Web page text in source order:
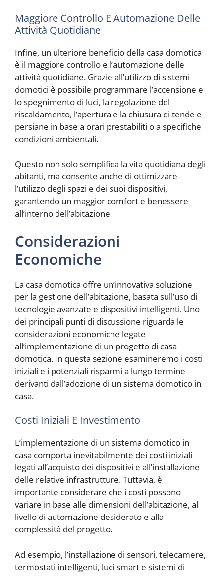
Maggiore Controllo E Automazione Delle
Attività Quotidiane
Infine, un ulteriore beneficio della casa domotica
è il maggiore controllo e l’automazione delle
attività quotidiane. Grazie all’utilizzo di sistemi
domotici è possibile programmare l’accensione e
lo spegnimento di luci, la regolazione del
riscaldamento, l’apertura e la chiusura di tende e
persiane in base a orari prestabiliti o a specifiche
condizioni ambientali.
Questo non solo semplifica la vita quotidiana degli
abitanti, ma consente anche di ottimizzare
l’utilizzo degli spazi e dei suoi dispositivi,
garantendo un maggior comfort e benessere
all’interno dell’abitazione.
Considerazioni
Economiche
La casa domotica offre un’innovativa soluzione
per la gestione dell’abitazione, basata sull’uso di
tecnologie avanzate e dispositivi intelligenti. Uno
dei principali punti di discussione riguarda le
considerazioni economiche legate
all’implementazione di un progetto di casa
domotica. In questa sezione esamineremo i costi
iniziali e i potenziali risparmi a lungo termine
derivanti dall’adozione di un sistema domotico in
casa.
Costi Iniziali E Investimento
L’implementazione di un sistema domotico in
casa comporta inevitabilmente dei costi iniziali
legati all’acquisto dei dispositivi e all’installazione
delle relative infrastrutture. Tuttavia, è
importante considerare che i costi possono
variare in base alle dimensioni dell’abitazione, al
livello di automazione desiderato e alla
complessità del progetto.
Ad esempio, l’installazione di sensori, telecamere,
termostati intelligenti, luci smart e sistemi di